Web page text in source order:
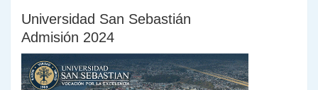
Universidad San Sebastián
Admisión 2024